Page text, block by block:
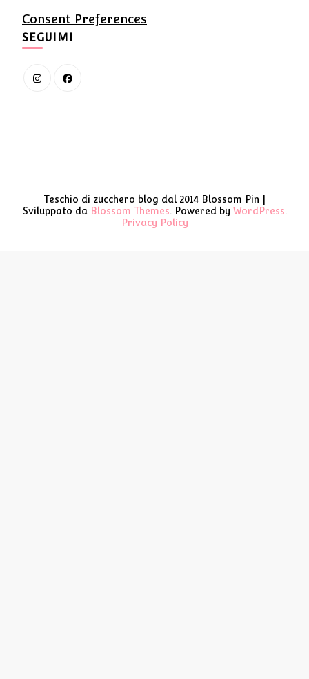
Consent Preferences
SEGUIMI
Teschio di zucchero blog dal 2014 Blossom Pin |
Sviluppato da Blossom Themes. Powered by WordPress.
Privacy Policy